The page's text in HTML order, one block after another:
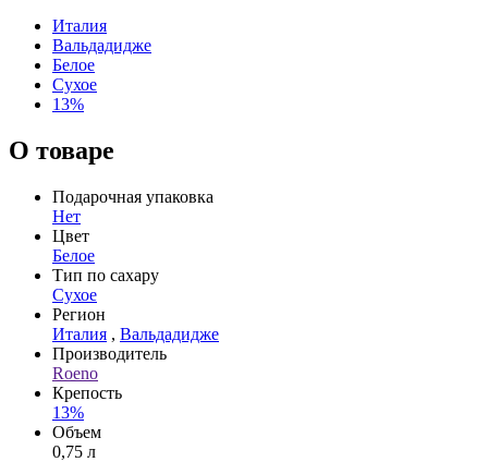
Италия
Вальдадидже
Белое
Сухое
13%
О товаре
Подарочная упаковка
Нет
Цвет
Белое
Тип по сахару
Сухое
Регион
Италия , Вальдадидже
Производитель
Roeno
Крепость
13%
Объем
0,75 л